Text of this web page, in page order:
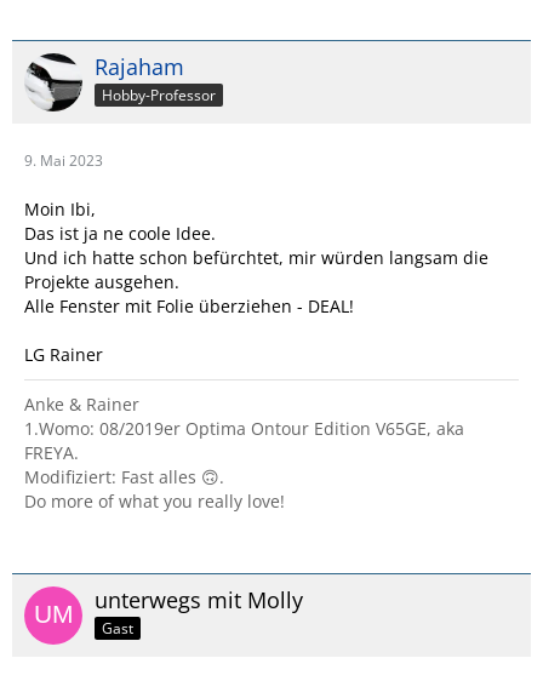
Rajaham
Hobby-Professor
9. Mai 2023
Moin Ibi,
Das ist ja ne coole Idee.
Und ich hatte schon befürchtet, mir würden langsam die
Projekte ausgehen.
Alle Fenster mit Folie überziehen - DEAL!
LG Rainer
Anke & Rainer
1.Womo: 08/2019er Optima Ontour Edition V65GE, aka
FREYA.
Modifiziert: Fast alles 🙃.
Do more of what you really love!
unterwegs mit Molly
Gast